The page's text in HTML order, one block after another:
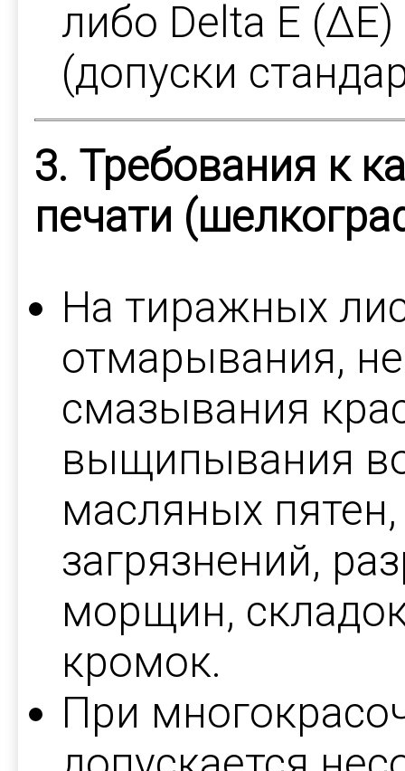
либо Delta E
(допуски
3. Требования к
печати
На тиражных
отмарывания,
смазывания
выщипывания
масляных
загрязнений,
морщин,
кромок.
При